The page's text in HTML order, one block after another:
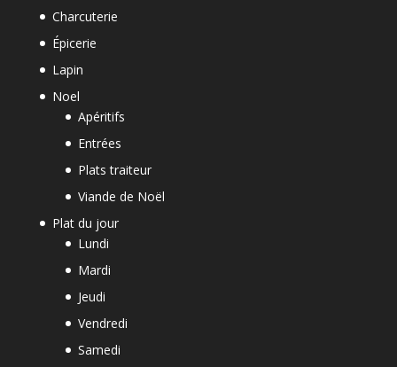
Charcuterie
Épicerie
Lapin
Noel
Apéritifs
Entrées
Plats traiteur
Viande de Noël
Plat du jour
Lundi
Mardi
Jeudi
Vendredi
Samedi